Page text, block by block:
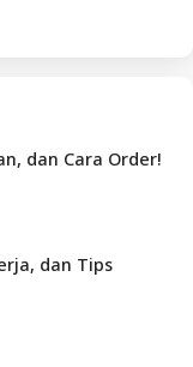
dan Cara Order!
dan Tips